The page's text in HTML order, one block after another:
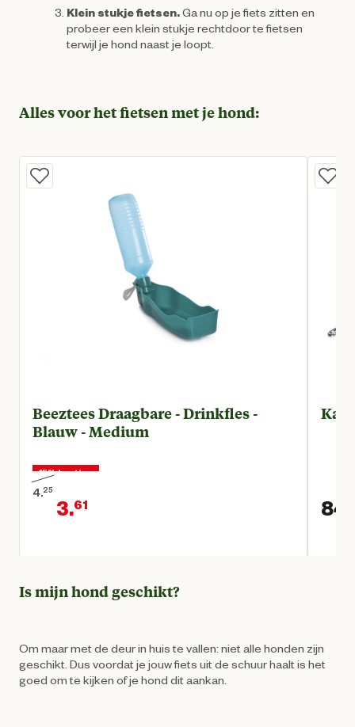
Klein stukje fietsen.Ga nu op je fiets zitten en
probeer een klein stukje rechtdoor te fietsen
terwijl je hond naast je loopt.
Alles voor het fietsen met je hond:
Beeztees Draagbare - Drinkfles -
Blauw - Medium
15% korting
4.25
Oorspronkelijke prijs € 4,25
3.61 84.
Is mijn hond geschikt?
Om maar met de deur in huis te vallen: niet alle honden zijn
geschikt. Dus voordat je jouw fiets uit de schuur haalt is het
goed om te kijken of je hond dit aankan.